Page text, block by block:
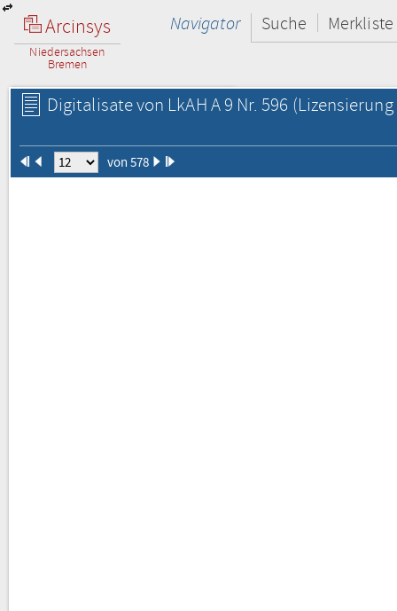
Arcinsys
Niedersachsen
Bremen
Navigator Suche Merkliste
Digitalisate von LkAH A 9 Nr. 596
von 578